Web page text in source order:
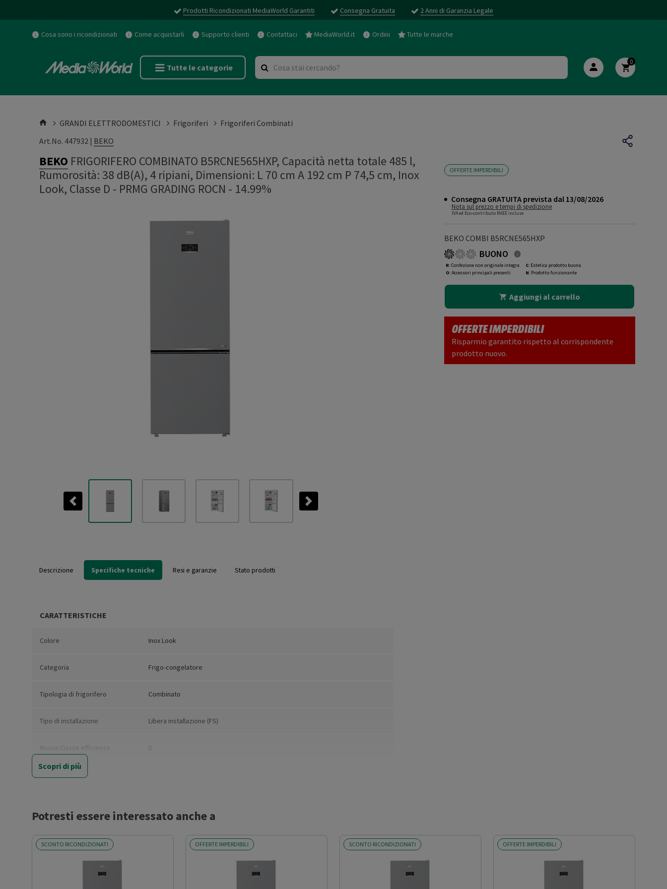
Prodotti Ricondizionati MediaWorld Garantiti Consegna Gratuita 2 Anni di Garanzia Legale
Cosa sono i ricondizionati Come acquistarli Supporto clienti Contattaci MediaWorld.it Ordini Tutte le marche
Tutte le categorie
0
GRANDI ELETTRODOMESTICI Frigoriferi
Frigoriferi Combinati
Art.No. 447932 | BEKO
BEKO FRIGORIFERO COMBINATO B5RCNE565HXP, Capacità netta totale 485 l,
Rumorosità: 38 dB(A), 4 ripiani, Dimensioni: L 70 cm A 192 cm P 74,5 cm, Inox
Look, Classe D - PRMG GRADING ROCN - 14.99%
Previous Next
OFFERTE IMPERDIBILI
Consegna GRATUITA prevista dal 13/08/2026
Nota sul prezzo e tempi di spedizione
IVA ed Eco-contributo RAEE incluse
BEKO COMBI B5RCNE565HXP
BUONO
R: Confezione non originale integra
O: Accessori principali presenti
C: Estetica prodotto buona
N: Prodotto funzionante
Aggiungi al carrello
OFFERTE IMPERDIBILI
Risparmio garantito rispetto al corrispondente
prodotto nuovo.
Descrizione Specifiche tecniche Resi e garanzie Stato prodotti
CARATTERISTICHE
Colore Inox Look
Categoria Frigo-congelatore
Tipologia di frigorifero Combinato
Tipo di installazione Libera installazione (FS)
Nuova Classe efficienza
energetica
D
Classe climatica
Capacità netta totale (l) 485
Capacità netta frigorifero (l)
Scopri di più
Potresti essere interessato anche a
SCONTO RICONDIZIONATI OFFERTE IMPERDIBILI SCONTO RICONDIZIONATI OFFERTE IMPERDIBILI